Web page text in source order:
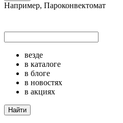
Например, Пароконвектомат
везде
в каталоге
в блоге
в новостях
в акциях
Найти